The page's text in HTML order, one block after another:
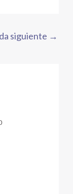
siguiente →